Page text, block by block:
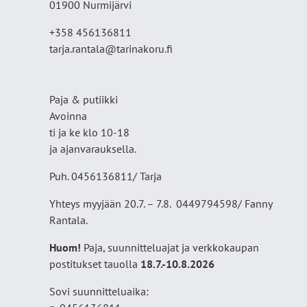
01900 Nurmijärvi
+358 456136811
tarja.rantala@tarinakoru.fi
Paja & putiikki
Avoinna
ti ja ke klo 10-18
ja ajanvarauksella.
Puh. 0456136811/ Tarja
Yhteys myyjään 20.7. – 7.8. 0449794598/ Fanny
Rantala.
Huom! Paja, suunnitteluajat ja verkkokaupan
postitukset tauolla 18.7.-10.8.2026
Sovi suunnitteluaika: